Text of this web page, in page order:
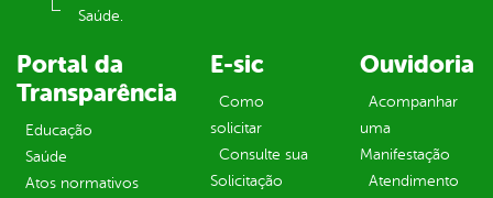
Saúde.
Portal da
Transparência
Educação
Saúde
Atos normativos
E-sic
Como
solicitar
Consulte sua
Solicitação
Ouvidoria
Acompanhar
uma
Manifestação
Atendimento